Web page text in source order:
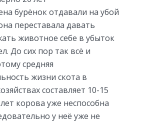
бурёнок отдавали на убой
переставала давать
животное себе в убыток
До сих пор так всё и
средняя
жизни скота в
составляет 10-15
корова уже неспособна
у неё уже не